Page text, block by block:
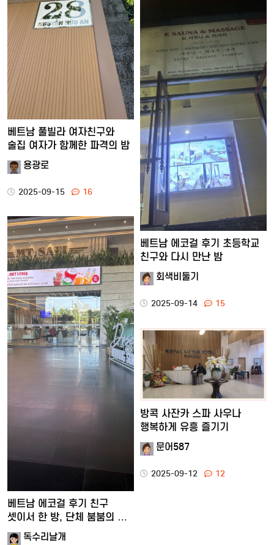
베트남 풀빌라 여자친구와
술집 여자가 함께한 파격의 밤
용광로
2025-09-15 16
베트남 에코걸 후기 초등학교
친구와 다시 만난 밤
회색비둘기
2025-09-14 15
베트남 에코걸 후기 친구
셋이서 한 방, 단체 붐붐의 …
독수리날개
방콕 사잔카 스파 사우나
행복하게 유흥 즐기기
문어587
2025-09-12 12